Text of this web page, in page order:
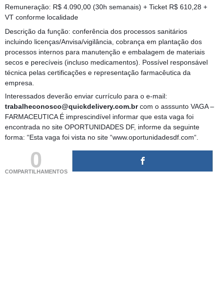
Remuneração: R$ 4.090,00 (30h semanais) + Ticket R$ 610,28 +
VT conforme localidade
Descrição da função: conferência dos processos sanitários
incluindo licenças/Anvisa/vigilância, cobrança em plantação dos
processos internos para manutenção e embalagem de materiais
secos e perecíveis (incluso medicamentos). Possível responsável
técnica pelas certificações e representação farmacêutica da
empresa.
Interessados deverão enviar currículo para o e-mail:
trabalheconosco@quickdelivery.com.brcom o asssunto VAGA –
FARMACEUTICA É imprescindível informar que esta vaga foi
encontrada no site OPORTUNIDADES DF, informe da seguinte
forma: “Esta vaga foi vista no site “www.oportunidadesdf.com“.
0
COMPARTILHAMENTOS